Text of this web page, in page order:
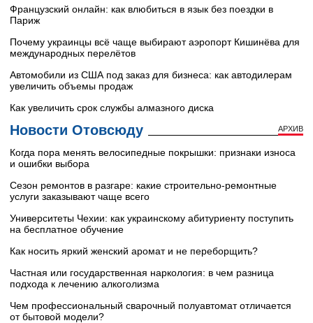
Французский онлайн: как влюбиться в язык без поездки в
Париж
Почему украинцы всё чаще выбирают аэропорт Кишинёва для
международных перелётов
Автомобили из США под заказ для бизнеса: как автодилерам
увеличить объемы продаж
Как увеличить срок службы алмазного диска
Новости Отовсюду АРХИВ
Когда пора менять велосипедные покрышки: признаки износа
и ошибки выбора
Сезон ремонтов в разгаре: какие строительно-ремонтные
услуги заказывают чаще всего
Университеты Чехии: как украинскому абитуриенту поступить
на бесплатное обучение
Как носить яркий женский аромат и не переборщить?
Частная или государственная наркология: в чем разница
подхода к лечению алкоголизма
Чем профессиональный сварочный полуавтомат отличается
от бытовой модели?